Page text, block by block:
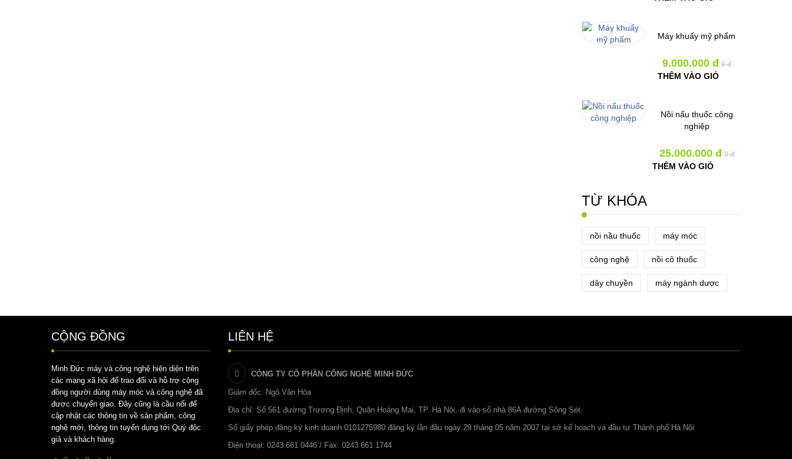
Máy khuấy mỹ phẩm
9.000.000 đ 0 đ
THÊM VÀO GIỎ
Nồi nấu thuốc công
nghiệp
25.000.000 đ 0 đ
THÊM VÀO GIỎ
TỪ KHÓA
nồi nầu thuốc máy móc
công nghệ nồi cô thuốc
dây chuyền máy ngành dược
CỘNG ĐỒNG
Minh Đức máy và công nghệ hiện diện trên
các mạng xã hội để trao đổi và hỗ trợ cộng
đồng người dùng máy móc và công nghệ đã
được chuyển giao. Đây cũng là cầu nối để
cập nhật các thông tin về sản phẩm, công
nghệ mới, thông tin tuyển dụng tới Quý độc
giả và khách hàng.
LIÊN HỆ
CÔNG TY CỔ PHẦN CÔNG NGHỆ MINH ĐỨC
Giám đốc: Ngô Văn Hòa
Địa chỉ: Số 561 đường Trương Định, Quận Hoàng Mai, TP. Hà Nội, đi vào số nhà 86A đường Sông Sét.
Số giấy phép đăng ký kinh doanh 0101275980 đăng ký lần đầu ngày 29 tháng 05 năm 2007 tại sở kế hoạch và đầu tư Thành phố Hà Nội
Điện thoại: 0243 661 0446 / Fax: 0243 661 1744